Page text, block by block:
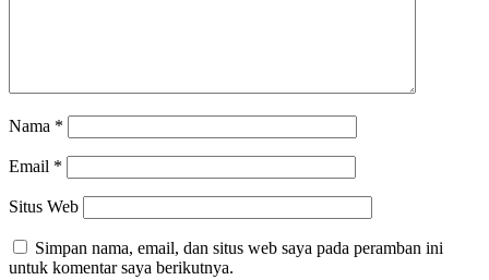
Nama *
Email *
Situs Web
Simpan nama, email, dan situs web saya pada peramban ini
untuk komentar saya berikutnya.